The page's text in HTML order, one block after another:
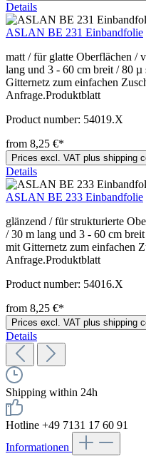
Details
ASLAN BE 231 Einbandfolie
matt / für glatte Oberflächen /
lang und 3 - 60 cm breit / 80
Gitternetz zum einfachen
Anfrage.Produktblatt
Product number: 54019.X
from 8,25 €*
Prices excl. VAT plus shipping
Details
ASLAN BE 233 Einbandfolie
glänzend / für strukturierte
/ 30 m lang und 3 - 60 cm
mit Gitternetz zum einfachen
Anfrage.Produktblatt
Product number: 54016.X
from 8,25 €*
Prices excl. VAT plus shipping
Details
Shipping within 24h
Hotline +49 7131 17 60 91
Informationen